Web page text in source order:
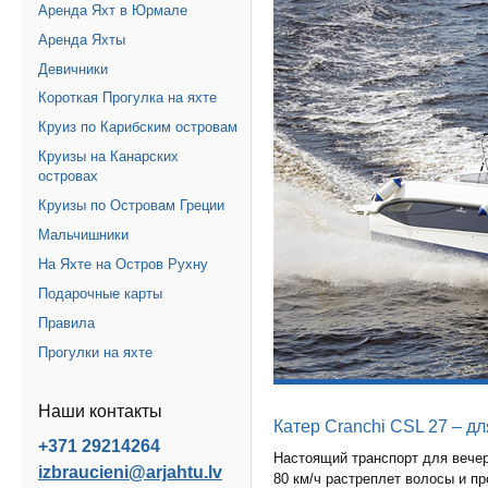
Катер Cranchi CSL 27 –
Настоящий транспорт для
80 км/ч растреплет волосы и
Аренда Яхт в Юрмале
Аренда Яхты
Девичники
Короткая Прогулка на яхте
Круиз по Карибским островам
Круизы на Канарских
островах
Круизы по Островам Греции
Мальчишники
На Яхте на Остров Рухну
Подарочные карты
Правила
Прогулки на яхте
Наши контакты
+371 29214264
izbraucieni@arjahtu.lv